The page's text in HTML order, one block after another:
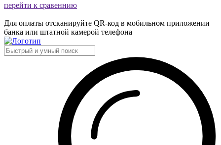
перейти к сравеннию
Для оплаты отсканируйте QR-код в мобильном приложении
банка или штатной камерой телефона